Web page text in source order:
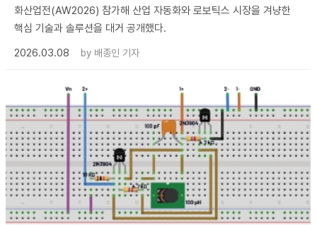
화산업전(AW2026) 참가해 산업 자동화와 로보틱스 시장을 겨냥한
핵심 기술과 솔루션을 대거 공개했다.
2026.03.08
by 배종인 기자